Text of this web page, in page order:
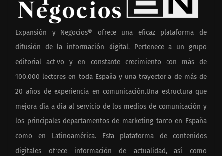
Expansión y Negocios® ofrece una eficaz plataforma de
difusión de la información digital. Pertenece a un grupo
editorial activo y en constante crecimiento con más de
100.000 lectores en toda España y una trayectoria de más de
20 años de experiencia en comunicación.Una estructura que
mejora día a día al servicio de los medios de comunicación y
los principales departamentos de marketing tanto en España
como en Latinoamérica. Esta plataforma de contenidos
digitales ofrece información de actualidad, así como